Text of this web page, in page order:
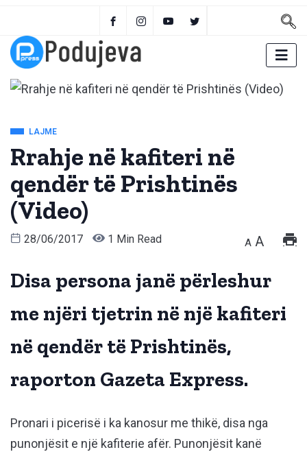
LAJME
Rrahje në kafiteri në
qendër të Prishtinës
(Video)
28/06/2017 1 Min Read A A
Disa persona janë përleshur
me njëri tjetrin në një kafiteri
në qendër të Prishtinës,
raporton Gazeta Express.
Pronari i picerisë i ka kanosur me thikë, disa nga
punonjësit e një kafiterie afër. Punonjësit kanë